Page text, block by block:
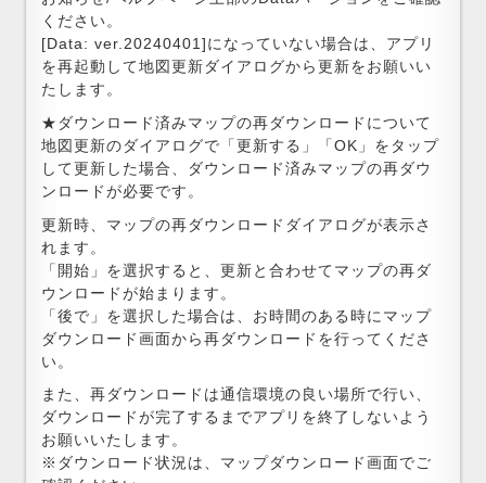
ください。
[Data: ver.20240401]になっていない場合は、アプリ
を再起動して地図更新ダイアログから更新をお願いい
たします。
★ダウンロード済みマップの再ダウンロードについて
地図更新のダイアログで「更新する」「OK」をタップ
して更新した場合、ダウンロード済みマップの再ダウ
ンロードが必要です。
更新時、マップの再ダウンロードダイアログが表示さ
れます。
「開始」を選択すると、更新と合わせてマップの再ダ
ウンロードが始まります。
「後で」を選択した場合は、お時間のある時にマップ
ダウンロード画面から再ダウンロードを行ってくださ
い。
また、再ダウンロードは通信環境の良い場所で行い、
ダウンロードが完了するまでアプリを終了しないよう
お願いいたします。
※ダウンロード状況は、マップダウンロード画面でご